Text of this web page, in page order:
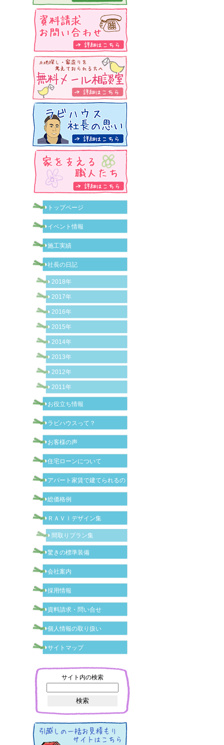
トップページ
イベント情報
施工実績
社長の日記
2018年
2017年
2016年
2015年
2014年
2013年
2012年
2011年
お役立ち情報
ラビハウスって？
お客様の声
住宅ローンについて
アパート家賃で建てられるの？
総価格例
ＲＡＶＩデザイン集
間取りプラン集
驚きの標準装備
会社案内
採用情報
資料請求・問い合せ
個人情報の取り扱い
サイトマップ
サイト内の検索